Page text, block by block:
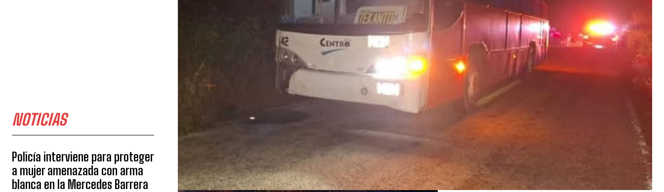
NOTICIAS
Policía interviene para proteger
a mujer amenazada con arma
blanca en la Mercedes Barrera